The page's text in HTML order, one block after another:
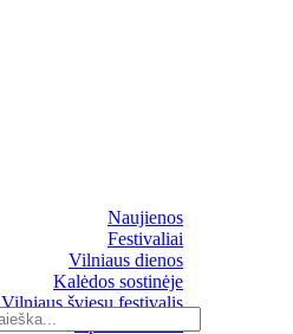
Naujienos
Festivaliai
Vilniaus dienos
Kalėdos sostinėje
Vilniaus šviesų festivalis